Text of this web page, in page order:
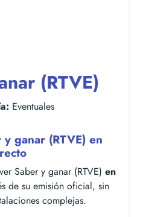
(RTVE)
Eventuales
ganar (RTVE) en
Saber y ganar (RTVE) en
de su emisión oficial, sin
complejas.